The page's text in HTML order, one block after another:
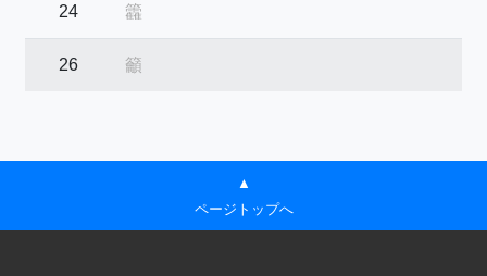
24 籱
26 籲
▲
ページトップへ